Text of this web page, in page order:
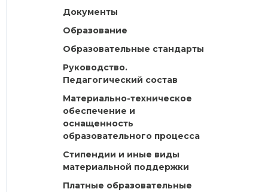
Документы
Образование
Образовательные стандарты
Руководство.
Педагогический состав
Материально-техническое
обеспечение и
оснащенность
образовательного процесса
Стипендии и иные виды
материальной поддержки
Платные образовательные